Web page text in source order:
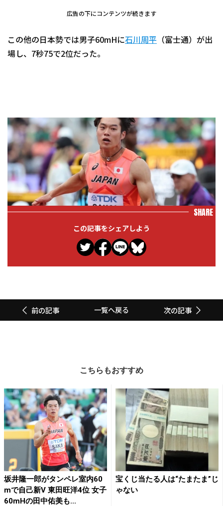
広告の下にコンテンツが続きます
この他の日本勢では男子60mHに石川周平 （富士通）が出
場し、7秒75で2位だった。
SHARE
この記事をシェアしよう
前の記事 一覧へ戻る 次の記事
こちらもおすすめ
坂井隆一郎がタンペレ室内60
mで自己新V 東田旺洋4位 女子
60mHの田中佑美も...
宝くじ当たる人は“たまたま”じ
ゃない